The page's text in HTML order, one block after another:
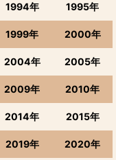
1994年 1995年
1999年 2000年
2004年 2005年
2009年 2010年
2014年 2015年
2019年 2020年